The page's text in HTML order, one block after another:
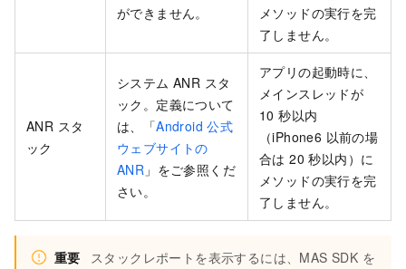
ができません。
メソッドの実行を完
了しません。
ANR スタ
ック
システム ANR スタ
ック。定義について
は、「Android 公式
ウェブサイトの
ANR 」をご参照くだ
さい。
アプリの起動時に、
メインスレッドが
10 秒以内
（iPhone6 以前の場
合は 20 秒以内）に
メソッドの実行を完
了しません。
重要
スタックレポートを表示するには、MAS SDK を